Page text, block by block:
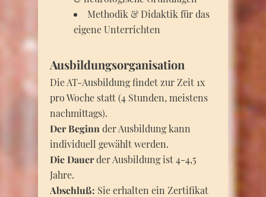
Methodik & Didaktik für das
eigene Unterrichten
Ausbildungsorganisation
Die AT-Ausbildung findet zur Zeit 1x
pro Woche statt (4 Stunden, meistens
nachmittags).
Der Beginn der Ausbildung kann
individuell gewählt werden.
Die Dauerder Ausbildung ist 4-4,5
Jahre.
Abschluß: Sie erhalten ein Zertifikat